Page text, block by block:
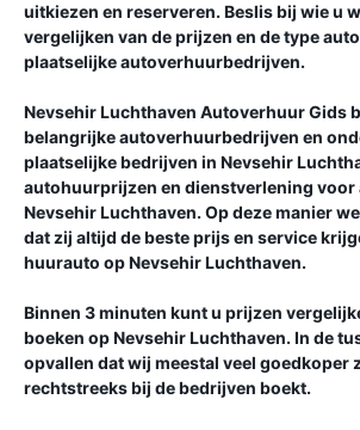
uitkiezen en reserveren. Beslis bij wie u
vergelijken van de prijzen en de type
plaatselijke autoverhuurbedrijven.
Nevsehir Luchthaven Autoverhuur Gids
belangrijke autoverhuurbedrijven en
plaatselijke bedrijven in Nevsehir
autohuurprijzen en dienstverlening voor
Nevsehir Luchthaven. Op deze manier
dat zij altijd de beste prijs en service
huurauto opNevsehir Luchthaven.
Binnen 3 minuten kunt u prijzen
boeken opNevsehir Luchthaven. In de
opvallen dat wij meestal veel goedkoper
rechtstreeks bij de bedrijven boekt.